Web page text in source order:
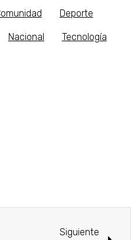
Deporte
Nacional Tecnología
Siguiente